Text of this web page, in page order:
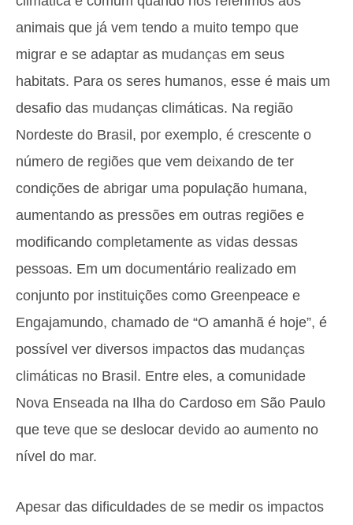
animais que já vem tendo a muito tempo que
migrar e se adaptar as mudanças em seus
habitats. Para os seres humanos, esse é mais um
desafio das mudanças climáticas. Na região
Nordeste do Brasil, por exemplo, é crescente o
número de regiões que vem deixando de ter
condições de abrigar uma população humana,
aumentando as pressões em outras regiões e
modificando completamente as vidas dessas
pessoas. Em um documentário realizado em
conjunto por instituições como Greenpeace e
Engajamundo, chamado de “O amanhã é hoje”, é
possível ver diversos impactos das mudanças
climáticas no Brasil. Entre eles, a comunidade
Nova Enseada na Ilha do Cardoso em São Paulo
que teve que se deslocar devido ao aumento no
nível do mar.
Apesar das dificuldades de se medir os impactos